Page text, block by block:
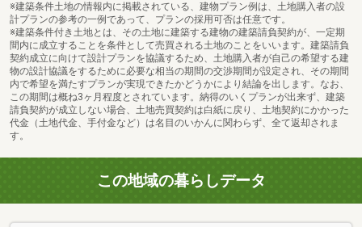
※建築条件土地の情報内に掲載されている、建物プラン例は、土地購入者の設
計プランの参考の一例であって、プランの採用可否は任意です。
※建築条件付き土地とは、その土地に建築する建物の建築請負契約が、一定期
間内に成立することを条件として売買される土地のことをいいます。建築請負
契約成立に向けて設計プランを協議するため、土地購入者が自己の希望する建
物の設計協議をするために必要な相当の期間の交渉期間が設定され、その期間
内で希望を満たすプランが実現できたかどうかにより結論を出します。なお、
この期間は概ね3ヶ月程度とされています。納得のいくプランが出来ず、建築
請負契約が成立しない場合、土地売買契約は白紙に戻り、土地契約にかかった
代金（土地代金、手付金など）は名目のいかんに関わらず、全て返却されま
す。
この地域の暮らしデータ